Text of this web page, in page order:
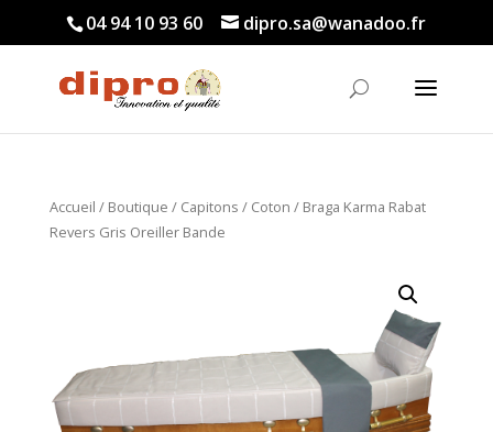
04 94 10 93 60 dipro.sa@wanadoo.fr
Accueil / Boutique / Capitons / Coton / Braga Karma Rabat
Revers Gris Oreiller Bande